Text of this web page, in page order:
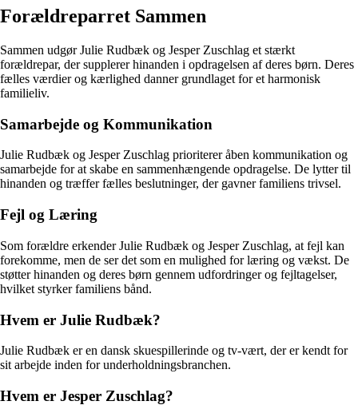
Forældreparret Sammen
Sammen udgør Julie Rudbæk og Jesper Zuschlag et stærkt
forældrepar, der supplerer hinanden i opdragelsen af deres børn. Deres
fælles værdier og kærlighed danner grundlaget for et harmonisk
familieliv.
Samarbejde og Kommunikation
Julie Rudbæk og Jesper Zuschlag prioriterer åben kommunikation og
samarbejde for at skabe en sammenhængende opdragelse. De lytter til
hinanden og træffer fælles beslutninger, der gavner familiens trivsel.
Fejl og Læring
Som forældre erkender Julie Rudbæk og Jesper Zuschlag, at fejl kan
forekomme, men de ser det som en mulighed for læring og vækst. De
støtter hinanden og deres børn gennem udfordringer og fejltagelser,
hvilket styrker familiens bånd.
Hvem er Julie Rudbæk?
Julie Rudbæk er en dansk skuespillerinde og tv-vært, der er kendt for
sit arbejde inden for underholdningsbranchen.
Hvem er Jesper Zuschlag?